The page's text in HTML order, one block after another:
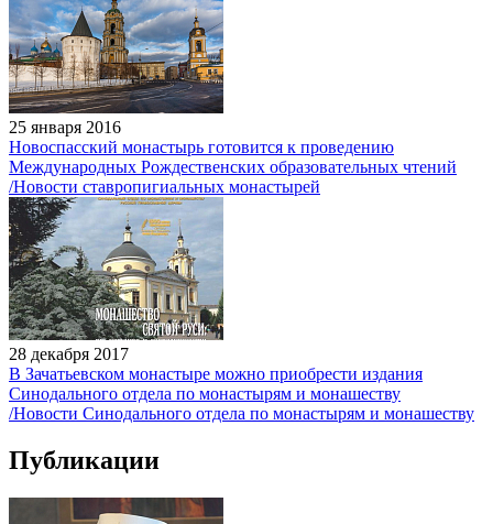
25 января 2016
Новоспасский монастырь готовится к проведению
Международных Рождественских образовательных чтений
/Новости ставропигиальных монастырей
28 декабря 2017
В Зачатьевском монастыре можно приобрести издания
Синодального отдела по монастырям и монашеству
/Новости Синодального отдела по монастырям и монашеству
Публикации